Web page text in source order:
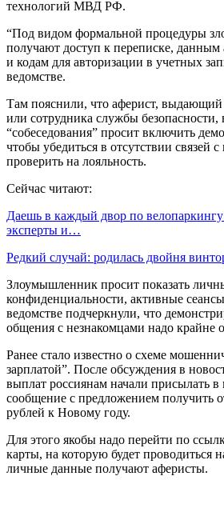
технологий МВД РФ.
“Под видом формальной процедуры
получают доступ к переписке, данным
и кодам для авторизации в учетных
ведомстве.
Там пояснили, что аферист, выдающий
или сотрудника службы безопасности,
“собеседования” просит включить
чтобы убедиться в отсутствии связей
проверить на лояльность.
Сейчас читают:
Даешь в каждый двор по
эксперты и…
Редкий случай: родилась двойня
Злоумышленник просит показать
конфиденциальности, активные
ведомстве подчеркнули, что
общения с незнакомцами надо крайне
Ранее стало известно о схеме
зарплатой”. После обсуждения в
выплат россиянам начали присылать в
сообщение с предложением получить
рублей к Новому году.
Для этого якобы надо перейти по
карты, на которую будет проводиться
личные данные получают аферисты.